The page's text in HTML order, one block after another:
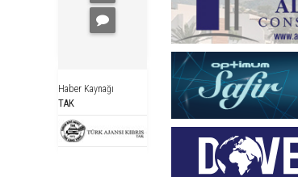
Haber Kaynağı
TAK